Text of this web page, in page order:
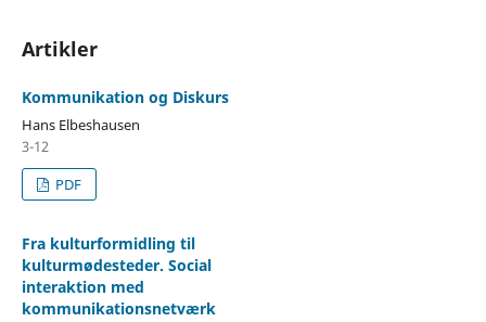
Artikler
Kommunikation og Diskurs
Hans Elbeshausen
3-12
PDF
Fra kulturformidling til
kulturmødesteder. Social
interaktion med
kommunikationsnetværk